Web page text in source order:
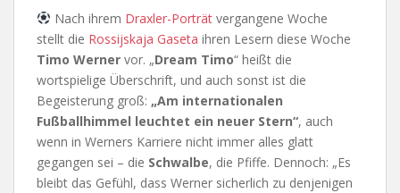
Nach ihrem Draxler-Porträtvergangene Woche
stellt die Rossijskaja Gaseta ihren Lesern diese Woche
Timo Werner vor. „Dream Timo“ heißt die
wortspielige Überschrift, und auch sonst ist die
Begeisterung groß: „Am internationalen
Fußballhimmel leuchtet ein neuer Stern“, auch
wenn in Werners Karriere nicht immer alles glatt
gegangen sei – die Schwalbe, die Pfiffe. Dennoch: „Es
bleibt das Gefühl, dass Werner sicherlich zu denjenigen